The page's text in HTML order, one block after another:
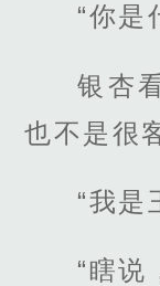
“你是
银杏
也不是很
“我是
“瞎说